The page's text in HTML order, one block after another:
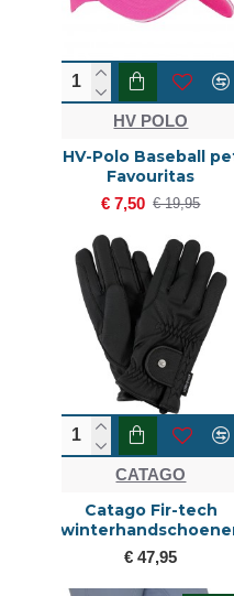
HV POLO
HV-Polo Baseball
Favouritas
€ 7,50 € 19,95
CATAGO
Catago Fir-tech
€ 47,95